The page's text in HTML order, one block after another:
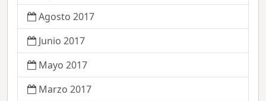
Agosto 2017
Junio 2017
Mayo 2017
Marzo 2017